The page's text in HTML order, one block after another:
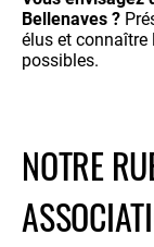
Bellenaves ?
élus et connaître
possibles.
NOTRE